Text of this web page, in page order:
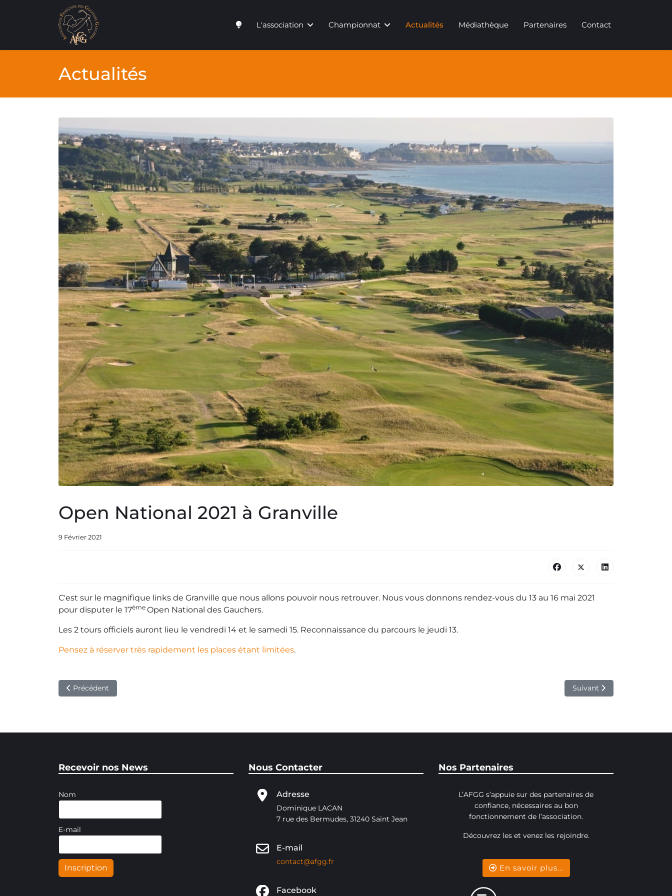
L'association Championnat Actualités Médiathèque Partenaires Contact
Actualités
Open National 2021 à Granville
9 Février 2021
C'est sur le magnifique links de Granville que nous allons pouvoir nous retrouver. Nous vous donnons rendez-vous du 13 au 16 mai 2021
pour disputer le 17ème Open National des Gauchers.
Les 2 tours officiels auront lieu le vendredi 14 et le samedi 15. Reconnaissance du parcours le jeudi 13.
Pensez à réserver très rapidement les places étant limitées.
Article précédent : Championnat du monde à Paris du 8 au 12 août 2022
Précédent Article suivant : Open
Suivant
Recevoir nos News
Nom
E-mail
Inscription
Nous Contacter
Adresse
Dominique LACAN
7 rue des Bermudes, 31240 Saint Jean
E-mail
contact@afgg.fr
Facebook
Nos Partenaires
L’AFGG s’appuie sur des partenaires de
confiance, nécessaires au bon
fonctionnement de l’association.
Découvrez les et venez les rejoindre.
En savoir plus...